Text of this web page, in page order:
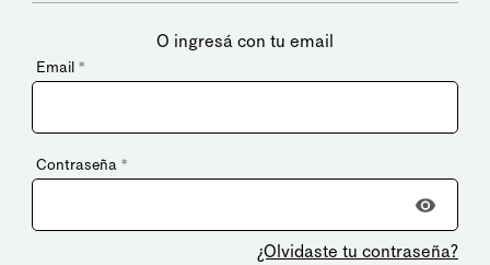
O ingresá con tu email
Email *
Contraseña *
¿Olvidaste tu contraseña?